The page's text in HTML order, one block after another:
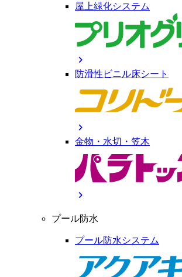
屋上緑化システム
chevron_right
防滑性ビニル床シート
chevron_right
金物・水切・笠木
chevron_right
プール防水
プール防水システム